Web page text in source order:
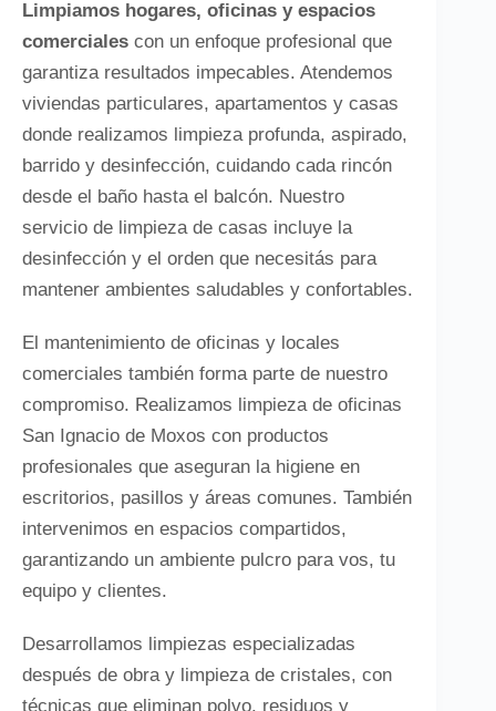
Limpiamos hogares, oficinas y espacios
comerciales con un enfoque profesional que
garantiza resultados impecables. Atendemos
viviendas particulares, apartamentos y casas
donde realizamos limpieza profunda, aspirado,
barrido y desinfección, cuidando cada rincón
desde el baño hasta el balcón. Nuestro
servicio de limpieza de casas incluye la
desinfección y el orden que necesitás para
mantener ambientes saludables y confortables.
El mantenimiento de oficinas y locales
comerciales también forma parte de nuestro
compromiso. Realizamos limpieza de oficinas
San Ignacio de Moxos con productos
profesionales que aseguran la higiene en
escritorios, pasillos y áreas comunes. También
intervenimos en espacios compartidos,
garantizando un ambiente pulcro para vos, tu
equipo y clientes.
Desarrollamos limpiezas especializadas
después de obra y limpieza de cristales, con
técnicas que eliminan polvo, residuos y